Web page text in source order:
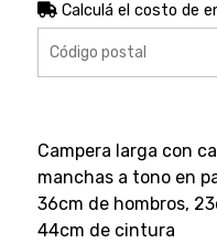
Calculá el costo de
Campera larga con
manchas a tono en
36cm de hombros,
44cm de cintura